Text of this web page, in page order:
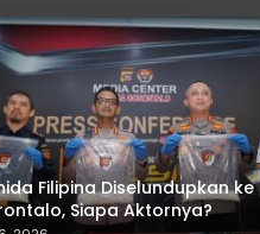
Filipina Diselundupkan ke
Siapa Aktornya?